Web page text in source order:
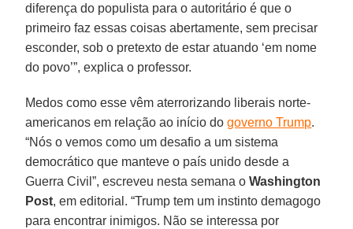
diferença do populista para o autoritário é que o
primeiro faz essas coisas abertamente, sem precisar
esconder, sob o pretexto de estar atuando ‘em nome
do povo’”, explica o professor.
Medos como esse vêm aterrorizando liberais norte-
americanos em relação ao início do governo Trump.
“Nós o vemos como um desafio a um sistema
democrático que manteve o país unido desde a
Guerra Civil”, escreveu nesta semana o Washington
Post, em editorial. “Trump tem um instinto demagogo
para encontrar inimigos. Não se interessa por